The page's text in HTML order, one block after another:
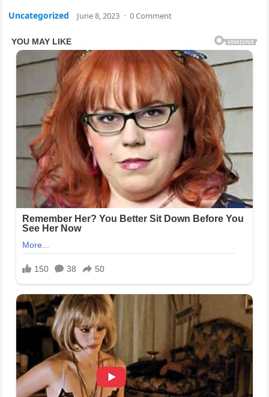
Uncategorized June 8, 2023 · 0 Comment